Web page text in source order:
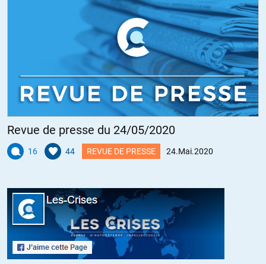
Revue de presse du 24/05/2020
16 44 REVUE DE PRESSE 24.Mai.2020